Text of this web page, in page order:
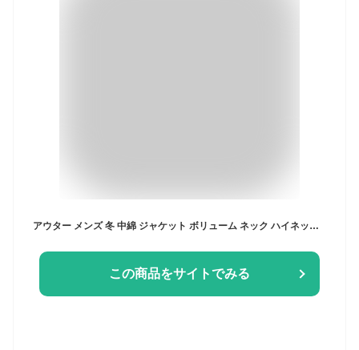
アウター メンズ 冬 中綿 ジャケット ボリューム ネック ハイネック 止水 ZIP 秋 防寒 軽量 あったかい マウンテンパーカー S M L XL
この商品をサイトでみる